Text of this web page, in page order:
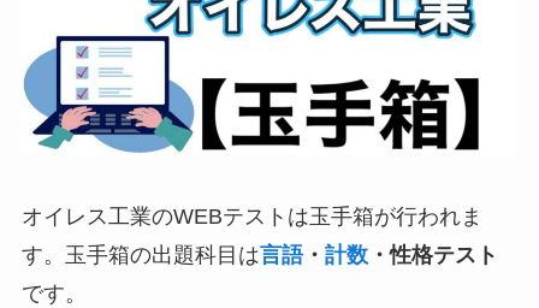
オイレス工業のWEBテストは玉手箱が行われま
す。玉手箱の出題科目は言語・ 計数・性格テスト
です。